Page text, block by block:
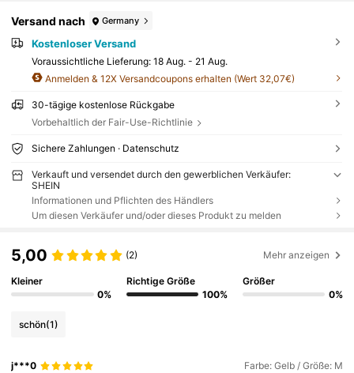
Versand nach Germany
Kostenloser Versand
Voraussichtliche Lieferung: 18 Aug. - 21 Aug.
Anmelden & 12X Versandcoupons erhalten (Wert 32,07€)
30-tägige kostenlose Rückgabe
Vorbehaltlich der Fair-Use-Richtlinie
Sichere Zahlungen · Datenschutz
Verkauft und versendet durch den gewerblichen Verkäufer:
SHEIN
Informationen und Pflichten des Händlers
Um diesen Verkäufer und/oder dieses Produkt zu melden
5,00 (2) Mehr anzeigen
Kleiner
0%
Richtige Größe
100%
Größer
0%
schön(1)
j***0 Farbe: Gelb / Größe: M